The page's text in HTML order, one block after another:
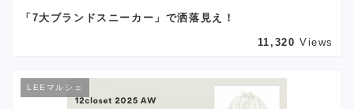
「7大ブランドスニーカー」で洒落見え！
11,320 Views
LEEマルシェ